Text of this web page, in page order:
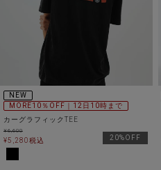
NEW
MORE10％OFF｜12日10時まで
カーグラフィックTEE
¥6,600
¥5,280税込 20%OFF